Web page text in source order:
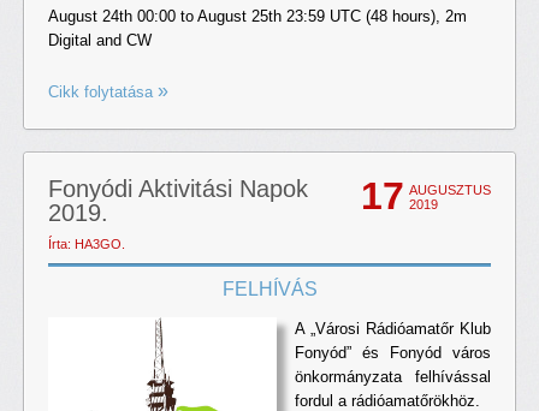
August 24th 00:00 to August 25th 23:59 UTC (48 hours), 2m
Digital and CW
Cikk folytatása
17 AUGUSZTUS
2019
Fonyódi Aktivitási Napok
2019.
Írta: HA3GO.
FELHÍVÁS
A „Városi Rádióamatőr Klub
Fonyód” és Fonyód város
önkormányzata felhívással
fordul a rádióamatőrökhöz.